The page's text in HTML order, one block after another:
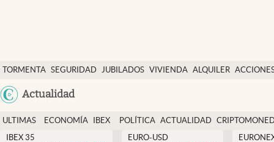
TORMENTA SEGURIDAD JUBILADOS VIVIENDA ALQUILER
Actualidad
Economía y finanzas
Política
Actualidad
ULTIMAS
NOTICIAS
ECONOMÍA
IBEX
POLÍTICA ACTUALIDAD
IBEX 35
EURO-USD